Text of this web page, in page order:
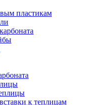
пластикам
к теплицам